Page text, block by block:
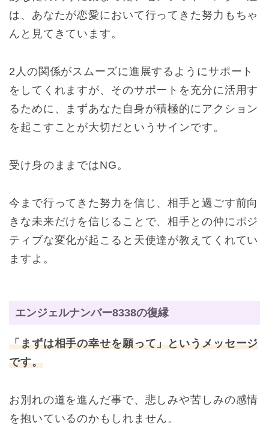
は、あなたが恋愛において行ってきた努力もちゃ
んと見てきています。
2人の関係がスムーズに進展するようにサポート
をしてくれますが、そのサポートを充分に活用す
るために、まずあなた自身が積極的にアクション
を起こすことが大切だというサインです。
受け身のままではNG。
今まで行ってきた努力を信じ、相手と過ごす前向
きな未来だけを信じることで、相手との仲にポジ
ティブな変化が起こると天使達が教えてくれてい
ますよ。
エンジェルナンバー8338の復縁
「まずは相手の幸せを願って」というメッセージ
です。
お別れの道を進んだ事で、悲しみや苦しみの感情
を抱いているのかもしれません。